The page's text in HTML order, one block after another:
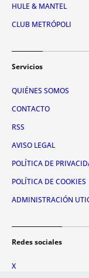
HULE & MANTEL
CLUB METRÓPOLI
Servicios
QUIÉNES SOMOS
CONTACTO
RSS
AVISO LEGAL
POLÍTICA DE
POLÍTICA DE COOKIES
ADMINISTRACIÓN
Redes sociales
X